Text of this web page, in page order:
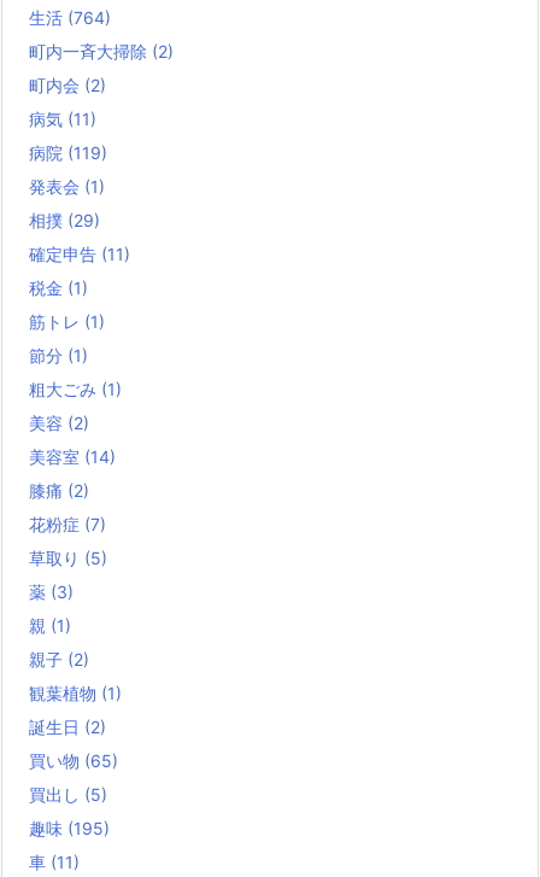
生活 (764)
町内一斉大掃除 (2)
町内会 (2)
病気 (11)
病院 (119)
発表会 (1)
相撲 (29)
確定申告 (11)
税金 (1)
筋トレ (1)
節分 (1)
粗大ごみ (1)
美容 (2)
美容室 (14)
膝痛 (2)
花粉症 (7)
草取り (5)
薬 (3)
親 (1)
親子 (2)
観葉植物 (1)
誕生日 (2)
買い物 (65)
買出し (5)
趣味 (195)
車 (11)